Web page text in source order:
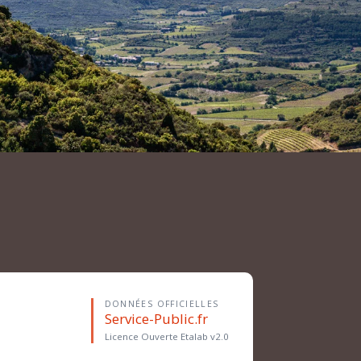
DONNÉES OFFICIELLES
Service-Public.fr
Licence Ouverte Etalab v2.0